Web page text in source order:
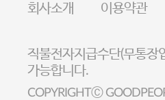
FAX 02-6380-5020
사업자정보확인
회사소개 이용약관
직불전자지급수단(무통장
가능합니다.
COPYRIGHTⒸ